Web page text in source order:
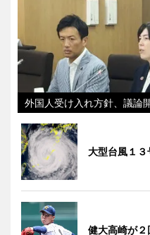
外国人受け入れ方針、議論
大型台風１
健大高崎が